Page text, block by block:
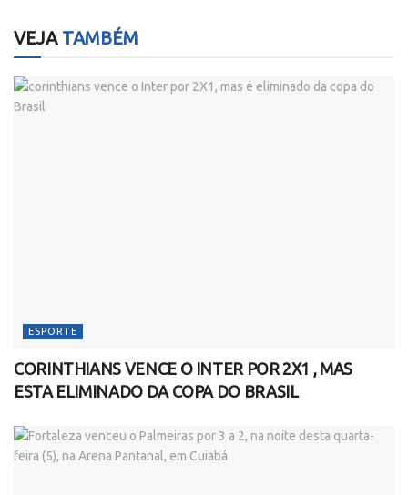
VEJATAMBÉM
ESPORTE
CORINTHIANS VENCE O INTER POR 2X1 , MAS
ESTA ELIMINADO DA COPA DO BRASIL